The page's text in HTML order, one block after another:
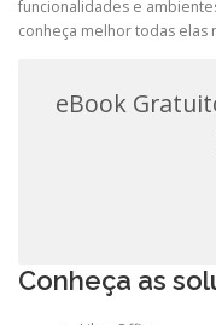
funcionalidades e
conheça melhor todas elas
eBook
Conheça as